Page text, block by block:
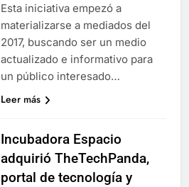
Esta iniciativa empezó a
materializarse a mediados del
2017, buscando ser un medio
actualizado e informativo para
un público interesado…
Leer más
Incubadora Espacio
adquirió TheTechPanda,
portal de tecnología y